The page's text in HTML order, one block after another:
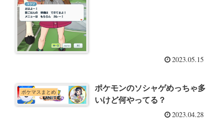
2023.05.15
ポケマスまとめ
ポケモンのソシャゲめっちゃ多
いけど何やってる？
2023.04.28